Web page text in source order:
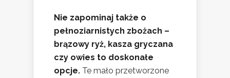
Nie zapominaj także o
pełnoziarnistych zbożach –
brązowy ryż, kasza gryczana
czy owies to doskonałe
opcje. Te mało przetworzone